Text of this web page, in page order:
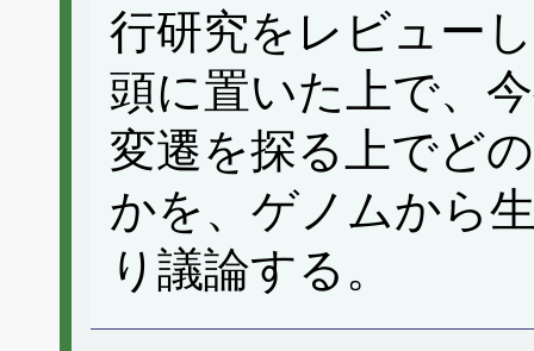
行研究をレビュー
頭に置いた上で、
変遷を探る上でど
かを、ゲノムから
り議論する。